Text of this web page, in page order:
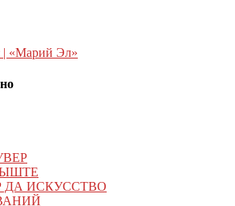
ДА ИСКУССТВО